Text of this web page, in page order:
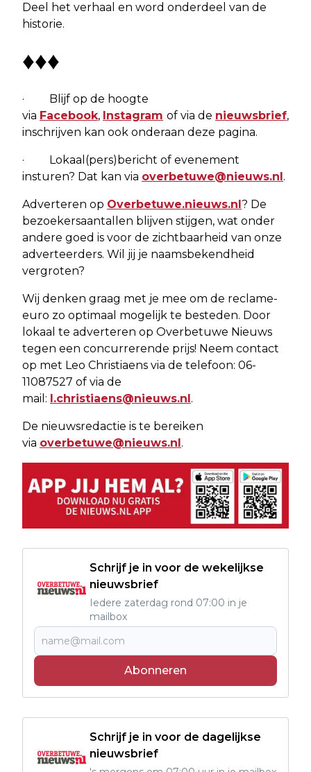
Deel het verhaal en word onderdeel van de
historie.
♦♦♦
· Blijf op de hoogte
via Facebook, Instagram of via de nieuwsbrief,
inschrijven kan ook onderaan deze pagina.
· Lokaal(pers)bericht of evenement
insturen? Dat kan via overbetuwe@nieuws.nl .
Adverteren op Overbetuwe.nieuws.nl ? De
bezoekersaantallen blijven stijgen, wat onder
andere goed is voor de zichtbaarheid van onze
adverteerders. Wil jij je naamsbekendheid
vergroten?
Wij denken graag met je mee om de reclame-
euro zo optimaal mogelijk te besteden. Door
lokaal te adverteren op Overbetuwe Nieuws
tegen een concurrerende prijs! Neem contact
op met Leo Christiaens via de telefoon: 06-
11087527 of via de
mail: l.christiaens@nieuws.nl .
De nieuwsredactie is te bereiken
via overbetuwe@nieuws.nl .
Schrijf je in voor de wekelijkse
nieuwsbrief
Iedere zaterdag rond 07:00 in je
mailbox
Abonneren
Schrijf je in voor de dagelijkse
nieuwsbrief